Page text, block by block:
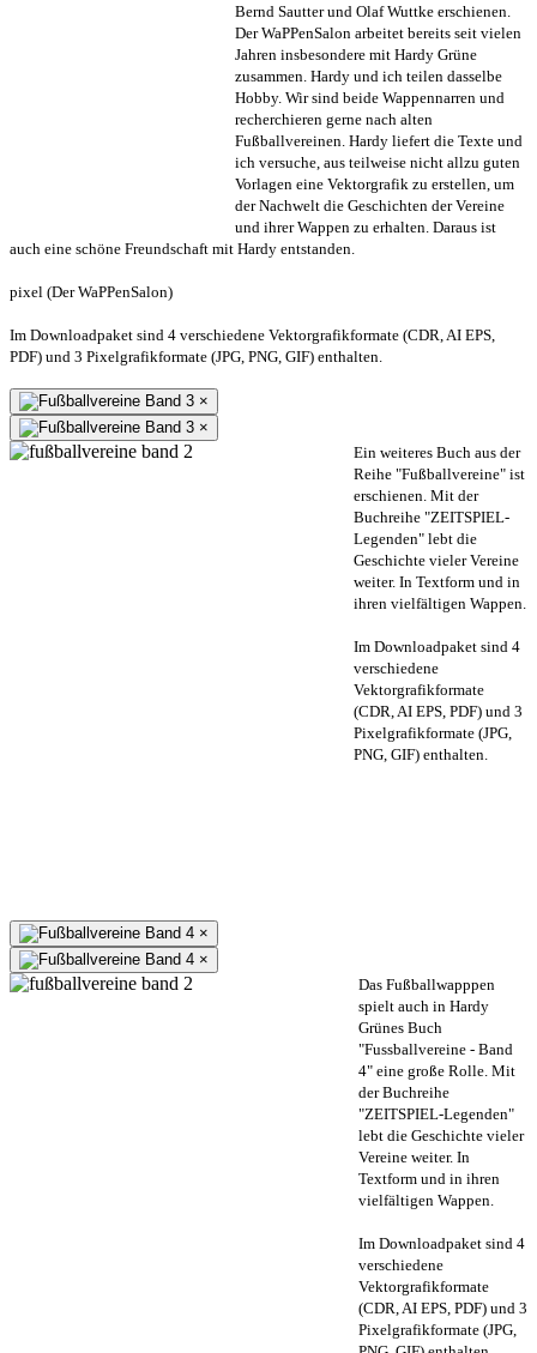
Bernd Sautter und Olaf Wuttke erschienen.
Der WaPPenSalon arbeitet bereits seit vielen
Jahren insbesondere mit Hardy Grüne
zusammen. Hardy und ich teilen dasselbe
Hobby. Wir sind beide Wappennarren und
recherchieren gerne nach alten
Fußballvereinen. Hardy liefert die Texte und
ich versuche, aus teilweise nicht allzu guten
Vorlagen eine Vektorgrafik zu erstellen, um
der Nachwelt die Geschichten der Vereine
und ihrer Wappen zu erhalten. Daraus ist
auch eine schöne Freundschaft mit Hardy entstanden.
pixel (Der WaPPenSalon)
Im Downloadpaket sind 4 verschiedene Vektorgrafikformate (CDR, AI EPS,
PDF) und 3 Pixelgrafikformate (JPG, PNG, GIF) enthalten.
×
×
Ein weiteres Buch aus der
Reihe "Fußballvereine" ist
erschienen. Mit der
Buchreihe "ZEITSPIEL-
Legenden" lebt die
Geschichte vieler Vereine
weiter. In Textform und in
ihren vielfältigen Wappen.
Im Downloadpaket sind 4
verschiedene
Vektorgrafikformate
(CDR, AI EPS, PDF) und 3
Pixelgrafikformate (JPG,
PNG, GIF) enthalten.
×
×
Das Fußballwapppen
spielt auch in Hardy
Grünes Buch
"Fussballvereine - Band
4" eine große Rolle. Mit
der Buchreihe
"ZEITSPIEL-Legenden"
lebt die Geschichte vieler
Vereine weiter. In
Textform und in ihren
vielfältigen Wappen.
Im Downloadpaket sind 4
verschiedene
Vektorgrafikformate
(CDR, AI EPS, PDF) und 3
Pixelgrafikformate (JPG,